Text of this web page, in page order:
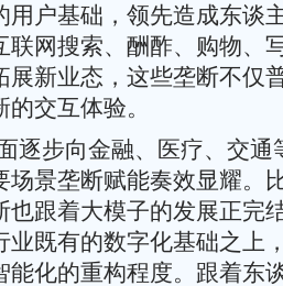
用户基础，领先造成东谈
联网搜索、酬酢、购物、
展新业态，这些垄断不仅
交互体验。
步向金融、医疗、交通
场景垄断赋能奏效显耀。
也跟着大模子的发展正完
业既有的数字化基础之上
能化的重构程度。跟着东